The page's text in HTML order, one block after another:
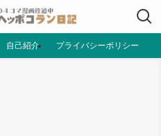
自己紹介 プライバシーポリシー